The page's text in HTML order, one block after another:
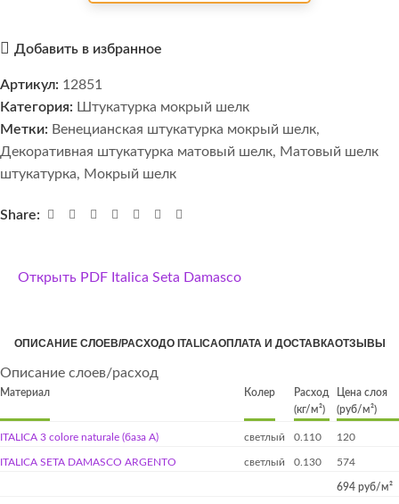
Добавить в избранное
Артикул: 12851
Категория: Штукатурка мокрый шелк
Метки: Венецианская штукатурка мокрый шелк,
Декоративная штукатурка матовый шелк, Матовый шелк
штукатурка, Мокрый шелк
Share:
Открыть PDF Italica Seta Damasco
ОПИСАНИЕ СЛОЕВ/РАСХОДО ITALICAОПЛАТА И ДОСТАВКАОТЗЫВЫ
Описание слоев/расход
Материал Колер
Расход
(кг/м²)
Цена слоя
(руб/м²)
ITALICA 3 colore naturale (база А) светлый 0.110 120
ITALICA SETA DAMASCO ARGENTO светлый 0.130 574
694 руб/м²